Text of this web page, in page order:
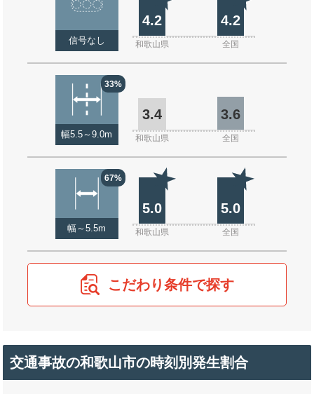
信号なし
4.2 4.2
和歌山県 全国
33%
幅5.5～9.0m
3.4 3.6
和歌山県 全国
67%
幅～5.5m
5.0 5.0
和歌山県 全国
こだわり条件で探す
交通事故の和歌山市の時刻別発生割合